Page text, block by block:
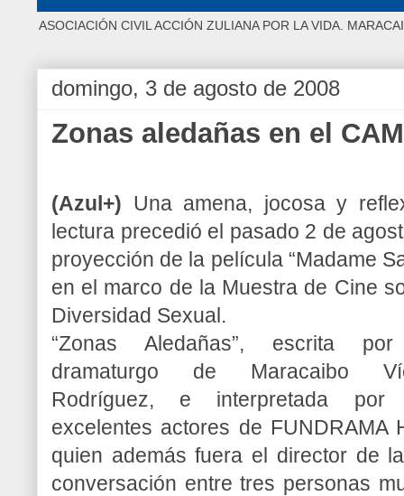
ASOCIACIÓN CIVIL ACCIÓN ZULIANA POR LA VIDA.
domingo, 3 de agosto de 2008
Zonas aledañas en el
(Azul+) Una amena, jocosa y
lectura precedió el pasado 2 de
proyección de la película “Madame
en el marco de la Muestra de Cine
Diversidad Sexual.
“Zonas Aledañas”, escrita
dramaturgo de Maracaibo
Rodríguez, e interpretada por
excelentes actores de FUNDRAMA
quien además fuera el director de
conversación entre tres personas